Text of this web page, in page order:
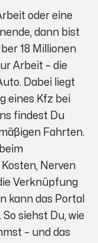
oder eine
dann bist
18 Millionen
Arbeit – die
Dabei liegt
eines Kfz bei
findest Du
Fahrten.
Nerven
Verknüpfung
kann das Portal
siehst Du, wie
– und das